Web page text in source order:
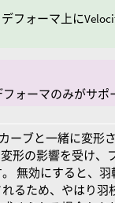
フォーマ上に
ォーマのみがサポ
ーブと一緒に変形
形の影響を受け、
無効にすると、
るため、やはり羽